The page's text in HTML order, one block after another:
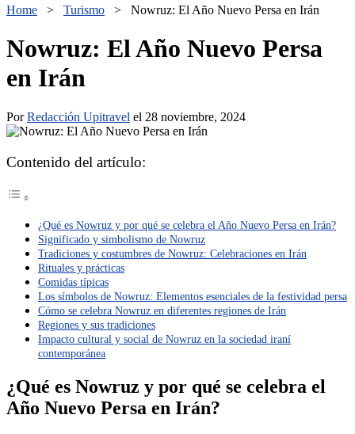
Home > Turismo > Nowruz: El Año Nuevo Persa en Irán
Nowruz: El Año Nuevo Persa
en Irán
PorRedacción Upitravel el 28 noviembre, 2024
Contenido del artículo:
¿Qué es Nowruz y por qué se celebra el Año Nuevo Persa en Irán?
Significado y simbolismo de Nowruz
Tradiciones y costumbres de Nowruz: Celebraciones en Irán
Rituales y prácticas
Comidas típicas
Los símbolos de Nowruz: Elementos esenciales de la festividad persa
Cómo se celebra Nowruz en diferentes regiones de Irán
Regiones y sus tradiciones
Impacto cultural y social de Nowruz en la sociedad iraní
contemporánea
¿Qué es Nowruz y por qué se celebra el
Año Nuevo Persa en Irán?